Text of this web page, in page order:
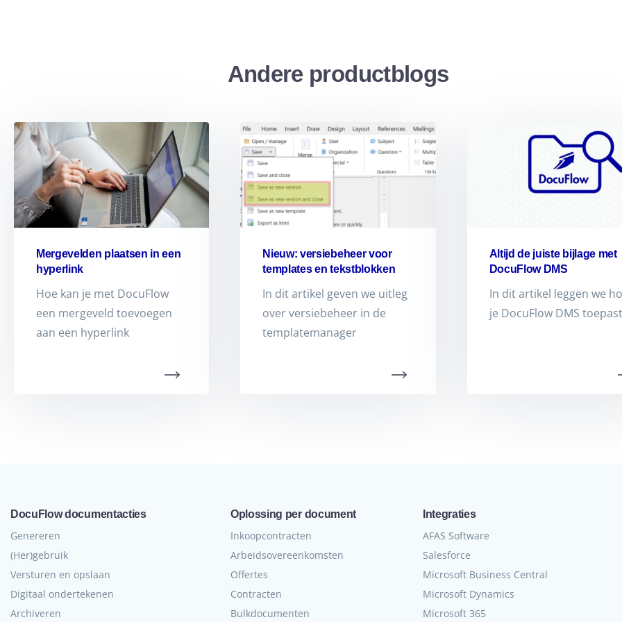
Andere productblogs
Mergevelden plaatsen in een
hyperlink
Hoe kan je met DocuFlow
een mergeveld toevoegen
aan een hyperlink
Nieuw: versiebeheer voor
templates en tekstblokken
In dit artikel geven we uitleg
over versiebeheer in de
templatemanager
Altijd de juiste bijlage met
DocuFlow DMS
In dit artikel leggen we
je DocuFlow DMS
DocuFlow documentacties
Genereren
(Her)gebruik
Versturen en opslaan
Digitaal ondertekenen
Archiveren
Oplossing per document
Inkoopcontracten
Arbeidsovereenkomsten
Offertes
Contracten
Bulkdocumenten
Integraties
AFAS Software
Salesforce
Microsoft Business Central
Microsoft Dynamics
Microsoft 365